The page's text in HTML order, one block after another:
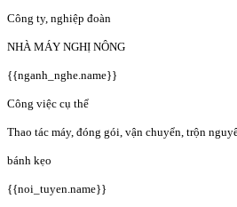
Công ty, nghiệp đoàn
NHÀ MÁY NGHỊ NÔNG
{{nganh_nghe.name}}
Công việc cụ thể
Thao tác máy, đóng gói, vận chuyển, trộn
bánh kẹo
{{noi_tuyen.name}}